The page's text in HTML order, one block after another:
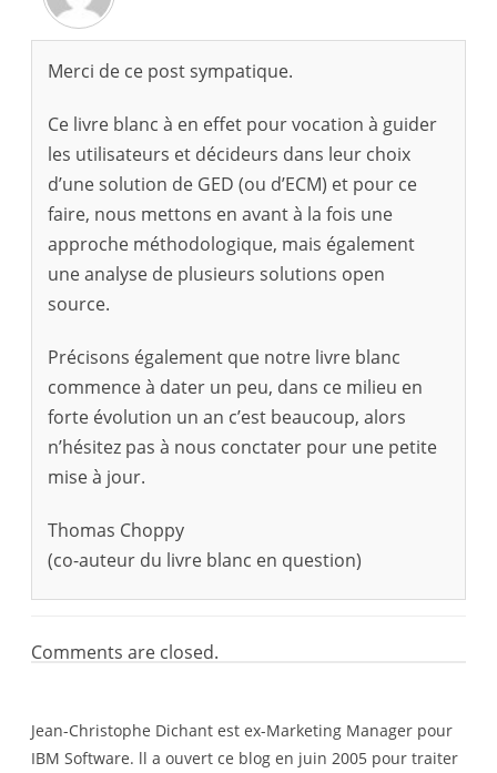
Merci de ce post sympatique.
Ce livre blanc à en effet pour vocation à guider
les utilisateurs et décideurs dans leur choix
d’une solution de GED (ou d’ECM) et pour ce
faire, nous mettons en avant à la fois une
approche méthodologique, mais également
une analyse de plusieurs solutions open
source.
Précisons également que notre livre blanc
commence à dater un peu, dans ce milieu en
forte évolution un an c’est beaucoup, alors
n’hésitez pas à nous conctater pour une petite
mise à jour.
Thomas Choppy
(co-auteur du livre blanc en question)
Comments are closed.
Jean-Christophe Dichant est ex-Marketing Manager pour
IBM Software. ll a ouvert ce blog en juin 2005 pour traiter